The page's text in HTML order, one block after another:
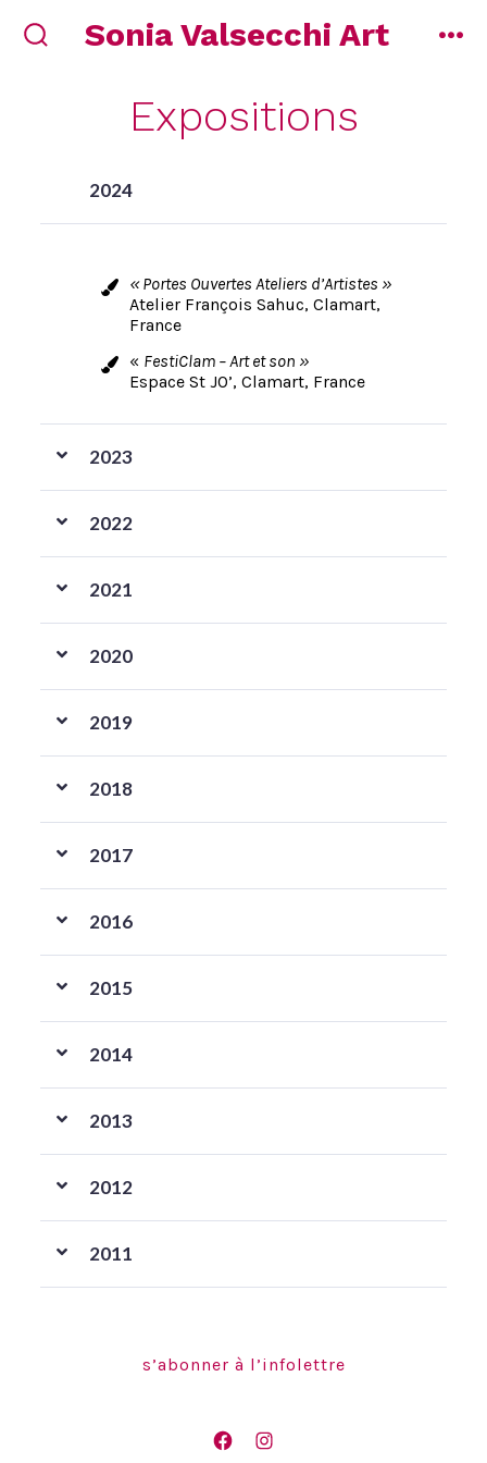
au
Sonia Valsecchi Art
Expositions
2024
« Portes Ouvertes Ateliers d’Artistes »
Atelier François Sahuc, Clamart,
France
« FestiClam – Art et son »
Espace St JO’, Clamart, France
2023
2022
2021
2020
2019
2018
2017
2016
2015
2014
2013
2012
2011
s’abonner à l’infolettre
OpenOpen